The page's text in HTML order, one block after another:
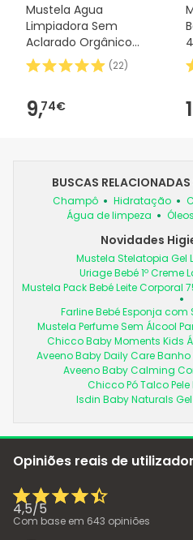
Mustela Agua
Limpiadora Sem
Aclarado Orgânico
500ml
(22)
9,74€
BUSCAS
Champô Hidratação
Água de limpeza
Óleos
Novidades
Mustela Stelatopia Gel
Uriage Bebé 1º Creme
Mustela Pack Bebé Leite Corporal
Farline Bebé Esponja
Mustela Perfume Sem Álcool
Chicco Baby Moments Kids
Aveeno Baby Daily Care
Aveeno Baby Calming
Chicco Pó Talco
Isdin Baby Naturals
Opiniões reais de
4,5/5
Com base em 643 opiniões